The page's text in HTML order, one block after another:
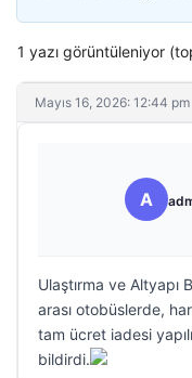
1 yazı görüntüleniyor
Mayıs 16, 2026: 12:44 pm
A
Ulaştırma ve Altyapı
arası otobüslerde,
tam ücret iadesi
bildirdi.